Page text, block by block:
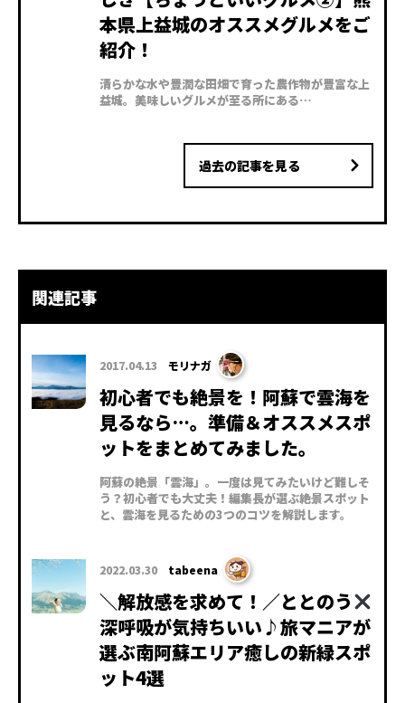
本県上益城のオススメグルメをご
紹介！
清らかな水や豊潤な田畑で育った農作物が豊富な上
益城。美味しいグルメが至る所にある…
過去の記事を見る
関連記事
2017.04.13 モリナガ
初心者でも絶景を！阿蘇で雲海を
見るなら…。準備＆オススメスポ
ットをまとめてみました。
阿蘇の絶景「雲海」。一度は見てみたいけど難しそ
う？初心者でも大丈夫！編集長が選ぶ絶景スポット
と、雲海を見るための3つのコツを解説します。
2022.03.30 tabeena
＼解放感を求めて！／ととのう
深呼吸が気持ちいい♪旅マニアが
選ぶ南阿蘇エリア癒しの新緑スポ
ット4選